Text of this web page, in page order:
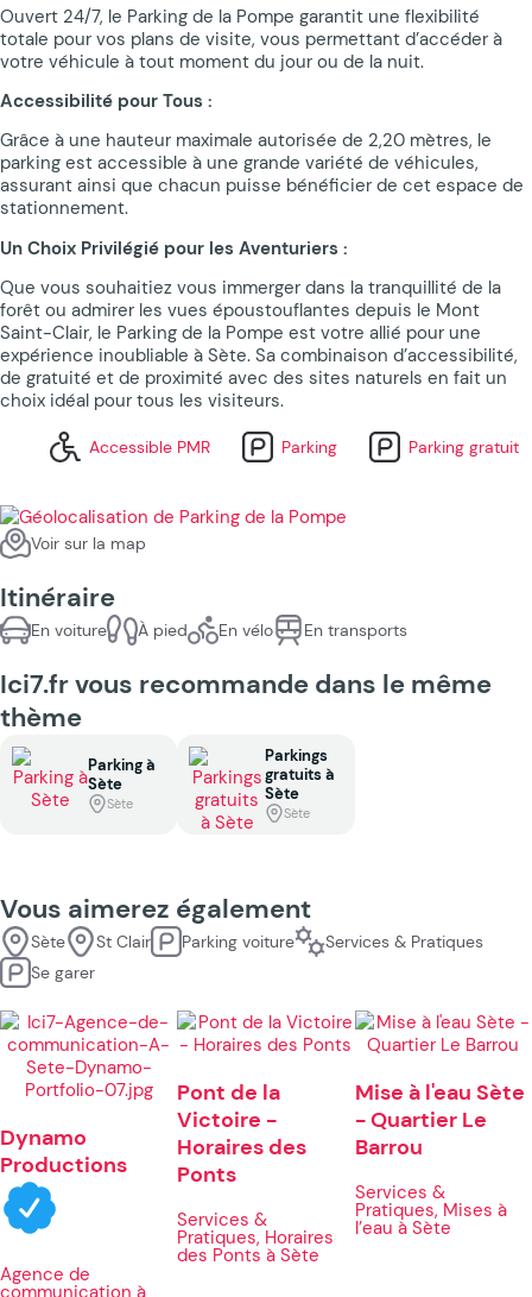
Ouvert 24/7, le Parking de la Pompe garantit une flexibilité
totale pour vos plans de visite, vous permettant d’accéder à
votre véhicule à tout moment du jour ou de la nuit.
Accessibilité pour Tous :
Grâce à une hauteur maximale autorisée de 2,20 mètres, le
parking est accessible à une grande variété de véhicules,
assurant ainsi que chacun puisse bénéficier de cet espace de
stationnement.
Un Choix Privilégié pour les Aventuriers :
Que vous souhaitiez vous immerger dans la tranquillité de la
forêt ou admirer les vues époustouflantes depuis le Mont
Saint-Clair, le Parking de la Pompe est votre allié pour une
expérience inoubliable à Sète. Sa combinaison d’accessibilité,
de gratuité et de proximité avec des sites naturels en fait un
choix idéal pour tous les visiteurs.
Accessible PMR Parking Parking gratuit
Voir sur la map
Itinéraire
En voiture À pied En vélo En transports
Ici7.fr vous recommande dans le même
thème
Parking à
Sète
Sète
Parkings
gratuits à
Sète
Sète
Vous aimerez également
Sète St Clair Parking voiture
Services & Pratiques
Se garer
Dynamo
Productions
Agence de
communication à
Pont de la
Victoire -
Horaires des
Ponts
Services &
Pratiques, Horaires
des Ponts à Sète
Mise à l'eau Sète
- Quartier Le
Barrou
Services &
Pratiques, Mises à
l’eau à Sète